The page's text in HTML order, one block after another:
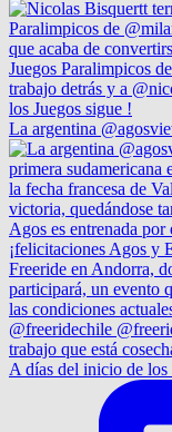
La argentina
A días del inicio de